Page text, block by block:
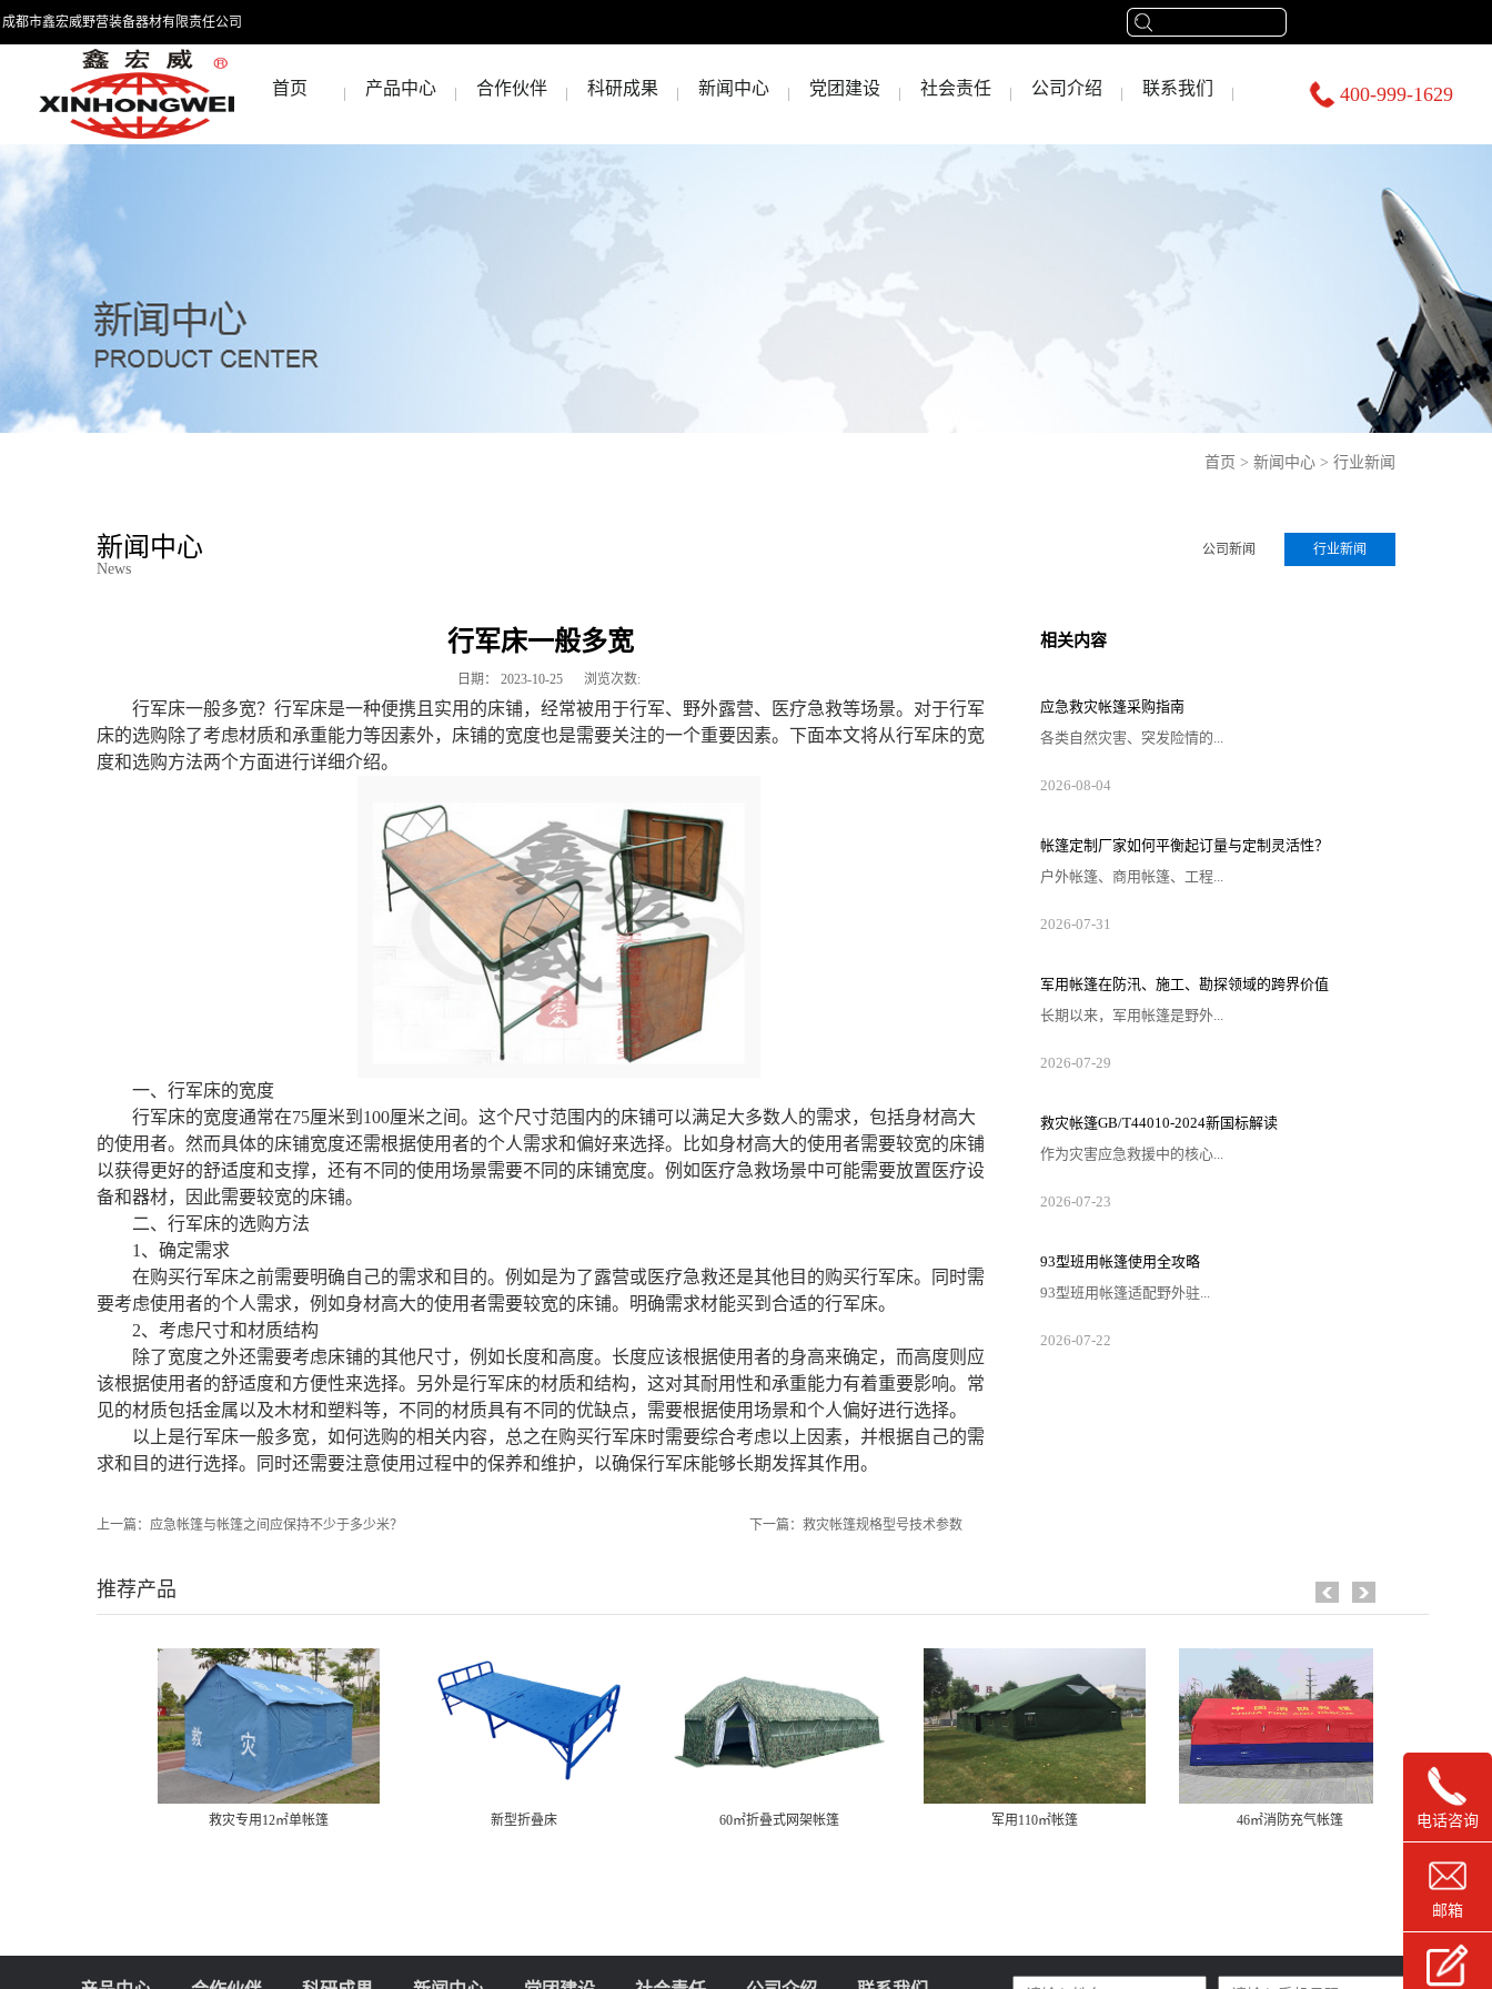
成都市鑫宏威野营装备器材有限责任公司
首页 产品中心 合作伙伴 科研成果 新闻中心 党团建设 社会责任 公司介绍 联系我们 400-999-1629
首页 > 新闻中心 > 行业新闻
新闻中心
News
公司新闻 行业新闻
行军床一般多宽
日期： 2023-10-25 浏览次数:
行军床一般多宽？行军床是一种便携且实用的床铺，经常被用于行军、野外露营、医疗急救等场景。对于行军
床的选购除了考虑材质和承重能力等因素外，床铺的宽度也是需要关注的一个重要因素。下面本文将从行军床的宽
度和选购方法两个方面进行详细介绍。
一、行军床的宽度
行军床的宽度通常在75厘米到100厘米之间。这个尺寸范围内的床铺可以满足大多数人的需求，包括身材高大
的使用者。然而具体的床铺宽度还需根据使用者的个人需求和偏好来选择。比如身材高大的使用者需要较宽的床铺
以获得更好的舒适度和支撑，还有不同的使用场景需要不同的床铺宽度。例如医疗急救场景中可能需要放置医疗设
备和器材，因此需要较宽的床铺。
二、行军床的选购方法
1、确定需求
在购买行军床之前需要明确自己的需求和目的。例如是为了露营或医疗急救还是其他目的购买行军床。同时需
要考虑使用者的个人需求，例如身材高大的使用者需要较宽的床铺。明确需求材能买到合适的行军床。
2、考虑尺寸和材质结构
除了宽度之外还需要考虑床铺的其他尺寸，例如长度和高度。长度应该根据使用者的身高来确定，而高度则应
该根据使用者的舒适度和方便性来选择。另外是行军床的材质和结构，这对其耐用性和承重能力有着重要影响。常
见的材质包括金属以及木材和塑料等，不同的材质具有不同的优缺点，需要根据使用场景和个人偏好进行选择。
以上是行军床一般多宽，如何选购的相关内容，总之在购买行军床时需要综合考虑以上因素，并根据自己的需
求和目的进行选择。同时还需要注意使用过程中的保养和维护，以确保行军床能够长期发挥其作用。‍
上一篇： 应急帐篷与帐篷之间应保持不少于多少米？ 下一篇： 救灾帐篷规格型号技术参数
相关内容
应急救灾帐篷采购指南
各类自然灾害、突发险情的...
2026-08-04
帐篷定制厂家如何平衡起订量与定制灵活性？
户外帐篷、商用帐篷、工程...
2026-07-31
军用帐篷在防汛、施工、勘探领域的跨界价值
长期以来，军用帐篷是野外...
2026-07-29
救灾帐篷GB/T44010-2024新国标解读
作为灾害应急救援中的核心...
2026-07-23
93型班用帐篷使用全攻略
93型班用帐篷适配野外驻...
2026-07-22
推荐产品
救灾专用12㎡单帐篷 新型折叠床 60㎡折叠式网架帐篷 军用110㎡帐篷 46㎡消防充气帐篷 电话咨询
邮箱